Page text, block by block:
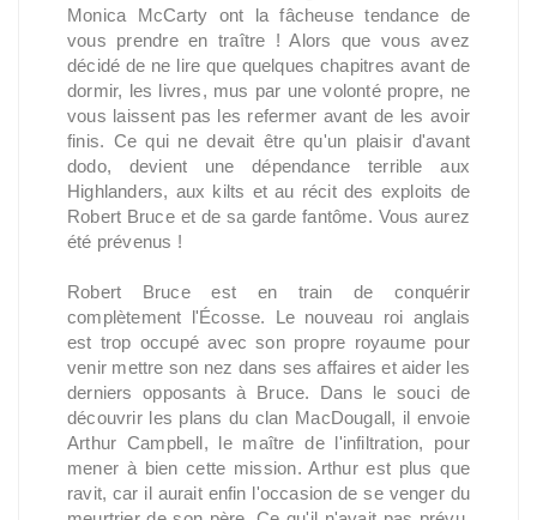
Monica McCarty ont la fâcheuse tendance de
vous prendre en traître ! Alors que vous avez
décidé de ne lire que quelques chapitres avant de
dormir, les livres, mus par une volonté propre, ne
vous laissent pas les refermer avant de les avoir
finis. Ce qui ne devait être qu'un plaisir d'avant
dodo, devient une dépendance terrible aux
Highlanders, aux kilts et au récit des exploits de
Robert Bruce et de sa garde fantôme. Vous aurez
été prévenus !
Robert Bruce est en train de conquérir
complètement l'Écosse. Le nouveau roi anglais
est trop occupé avec son propre royaume pour
venir mettre son nez dans ses affaires et aider les
derniers opposants à Bruce. Dans le souci de
découvrir les plans du clan MacDougall, il envoie
Arthur Campbell, le maître de l'infiltration, pour
mener à bien cette mission. Arthur est plus que
ravit, car il aurait enfin l'occasion de se venger du